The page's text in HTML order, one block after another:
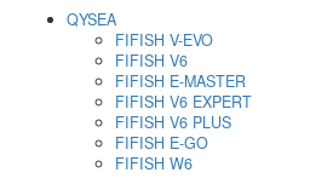
QYSEA
FIFISH V-EVO
FIFISH V6
FIFISH E-MASTER
FIFISH V6 EXPERT
FIFISH V6 PLUS
FIFISH E-GO
FIFISH W6